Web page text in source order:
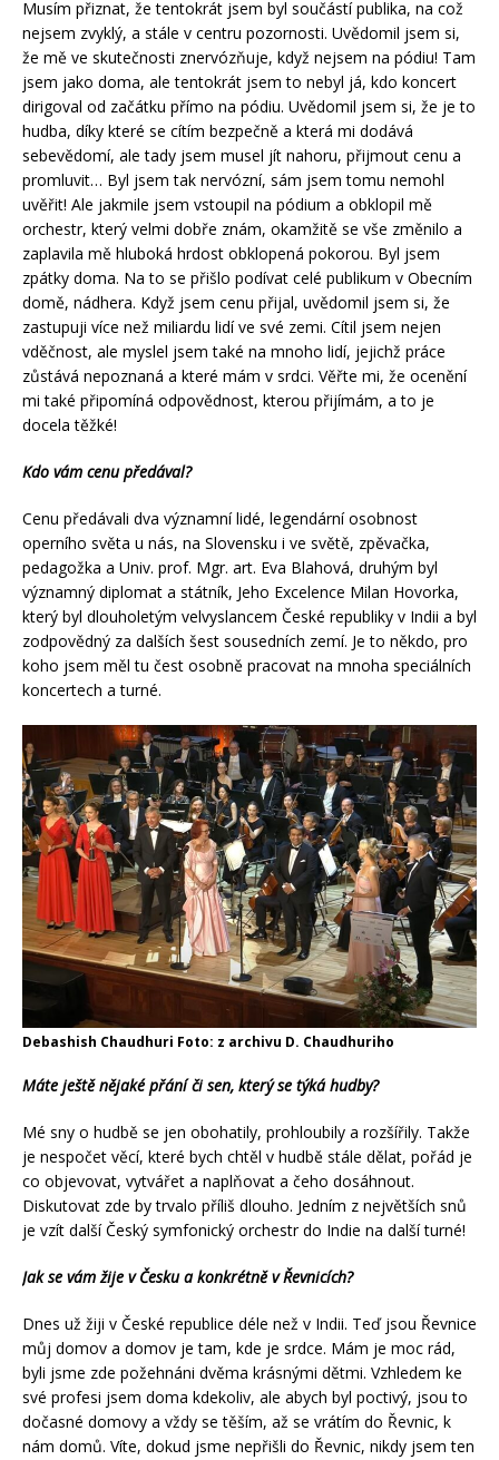
Musím přiznat, že tentokrát jsem byl součástí publika, na což
nejsem zvyklý, a stále v centru pozornosti. Uvědomil jsem si,
že mě ve skutečnosti znervózňuje, když nejsem na pódiu! Tam
jsem jako doma, ale tentokrát jsem to nebyl já, kdo koncert
dirigoval od začátku přímo na pódiu. Uvědomil jsem si, že je to
hudba, díky které se cítím bezpečně a která mi dodává
sebevědomí, ale tady jsem musel jít nahoru, přijmout cenu a
promluvit… Byl jsem tak nervózní, sám jsem tomu nemohl
uvěřit! Ale jakmile jsem vstoupil na pódium a obklopil mě
orchestr, který velmi dobře znám, okamžitě se vše změnilo a
zaplavila mě hluboká hrdost obklopená pokorou. Byl jsem
zpátky doma. Na to se přišlo podívat celé publikum v Obecním
domě, nádhera. Když jsem cenu přijal, uvědomil jsem si, že
zastupuji více než miliardu lidí ve své zemi. Cítil jsem nejen
vděčnost, ale myslel jsem také na mnoho lidí, jejichž práce
zůstává nepoznaná a které mám v srdci. Věřte mi, že ocenění
mi také připomíná odpovědnost, kterou přijímám, a to je
docela těžké!
Kdo vám cenu předával?
Cenu předávali dva významní lidé, legendární osobnost
operního světa u nás, na Slovensku i ve světě, zpěvačka,
pedagožka a Univ. prof. Mgr. art. Eva Blahová, druhým byl
významný diplomat a státník, Jeho Excelence Milan Hovorka,
který byl dlouholetým velvyslancem České republiky v Indii a byl
zodpovědný za dalších šest sousedních zemí. Je to někdo, pro
koho jsem měl tu čest osobně pracovat na mnoha speciálních
koncertech a turné.
Debashish Chaudhuri Foto: z archivu D. Chaudhuriho
Máte ještě nějaké přání či sen, který se týká hudby?
Mé sny o hudbě se jen obohatily, prohloubily a rozšířily. Takže
je nespočet věcí, které bych chtěl v hudbě stále dělat, pořád je
co objevovat, vytvářet a naplňovat a čeho dosáhnout.
Diskutovat zde by trvalo příliš dlouho. Jedním z největších snů
je vzít další Český symfonický orchestr do Indie na další turné!
Jak se vám žije v Česku a konkrétně v Řevnicích?
Dnes už žiji v České republice déle než v Indii. Teď jsou Řevnice
můj domov a domov je tam, kde je srdce. Mám je moc rád,
byli jsme zde požehnáni dvěma krásnými dětmi. Vzhledem ke
své profesi jsem doma kdekoliv, ale abych byl poctivý, jsou to
dočasné domovy a vždy se těším, až se vrátím do Řevnic, k
nám domů. Víte, dokud jsme nepřišli do Řevnic, nikdy jsem ten